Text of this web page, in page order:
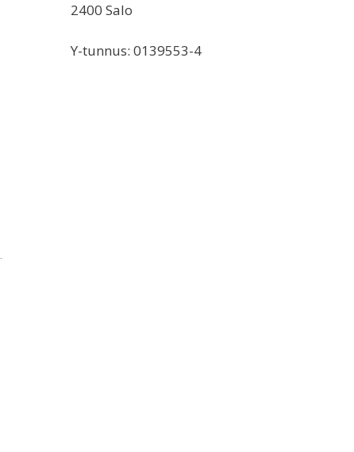
2400 Salo
Y-tunnus: 0139553-4